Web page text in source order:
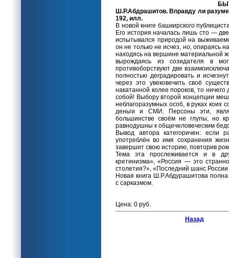
Ш.Р.Абдрашитов. Вправду ли
192, илл.
В новой книге башкирского
Его история началась лишь сто —
испытывался природой на
он не только не исчез, но, опираясь
находясь на вершине материальной
вырождаясь из созидателя в
противоборствуют две
полностью деградировать и
через это увековечить своё
накатанной колее пороков, то
собой! Выбору второй концепции
неблагоразумных особ, в руках коих
деньги и СМИ. Персоны эти,
большинстве своём не глупы, но
равнодушны к общечеловеческим
Вывод автора категоричен: если
употреблён во имя сохранения
завершит свою историю, повторив
Тема эта прослеживается и в
кретинизма», «Россия — это
столетия?», «Последний шанс России
Новая книга Ш.Р.Абдурашитова
с сарказмом.
Цена: 0 руб.
Назад